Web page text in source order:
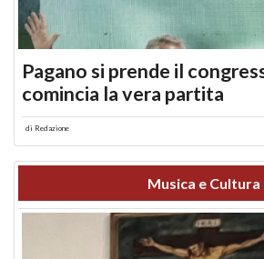
Pagano si prende il
comincia la vera partita
di Redazione
Musica e Cultura